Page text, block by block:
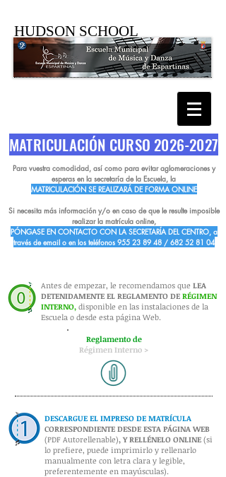
HUDSON SCHOOL
MATRICULACIÓN CURSO 2026-2027
Para vuestra comodidad, así como para evitar aglomeraciones y
esperas en la secretaría de la Escuela, la
MATRICULACIÓN SE REALIZARÁ DE FORMAONLINE
Si necesita más información y/o en caso de que le resulte imposible
realizar la matrícula online,
PÓNGASE EN CONTACTO CON LA SECRETARÍA DEL CENTRO, a
través de email o en los teléfonos 955 23 89 48/ 682 52 81 04
Antes de empezar, le recomendamos que LEA
DETENIDAMENTE EL REGLAMENTO DE RÉGIMEN
INTERNO, disponible en las instalaciones de la
Escuela o desde esta página Web.
Reglamento de
Régimen Interno >
DESCARGUE EL IMPRESO DE MATRÍCULA
CORRESPONDIENTE DESDE ESTA PÁGINA WEB
(PDF Autorellenable), Y RELLÉNELO ONLINE (si
lo prefiere, puede imprimirlo y rellenarlo
manualmente con letra clara y legible,
preferentemente en mayúsculas).